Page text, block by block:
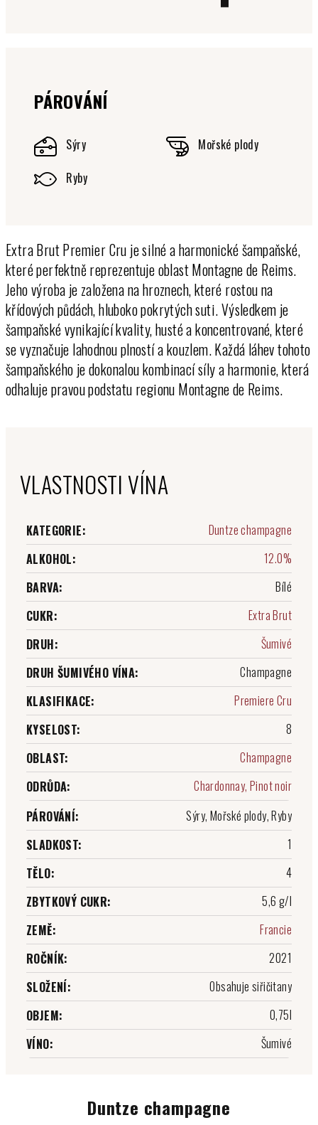
PÁROVÁNÍ
Sýry
Mořské plody
Ryby
Extra Brut Premier Cru je silné a harmonické šampaňské,
které perfektně reprezentuje oblast Montagne de Reims.
Jeho výroba je založena na hroznech, které rostou na
křídových půdách, hluboko pokrytých suti. Výsledkem je
šampaňské vynikající kvality, husté a koncentrované, které
se vyznačuje lahodnou plností a kouzlem. Každá láhev tohoto
šampaňského je dokonalou kombinací síly a harmonie, která
odhaluje pravou podstatu regionu Montagne de Reims.
VLASTNOSTI VÍNA
KATEGORIE:
Duntze champagne
ALKOHOL:
12.0%
BARVA:
Bílé
CUKR:
Extra Brut
DRUH:
Šumivé
DRUH ŠUMIVÉHO VÍNA:
Champagne
KLASIFIKACE:
Premiere Cru
KYSELOST:
8
OBLAST:
Champagne
ODRŮDA:
Chardonnay, Pinot noir
PÁROVÁNÍ:
Sýry, Mořské plody, Ryby
SLADKOST:
1
TĚLO:
4
ZBYTKOVÝ CUKR:
5,6 g/l
ZEMĚ:
Francie
ROČNÍK:
2021
SLOŽENÍ:
Obsahuje siřičitany
OBJEM:
0,75l
VÍNO: Šumivé
Duntze champagne